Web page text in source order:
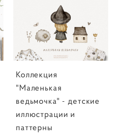
Коллекция
"Маленькая
ведьмочка" - детские
иллюстрации и
паттерны